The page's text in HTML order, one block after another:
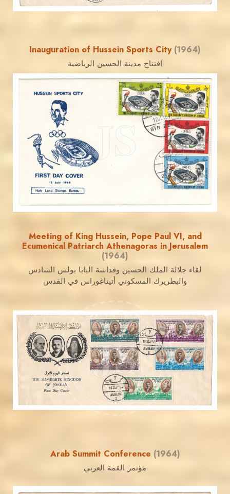
Inauguration of Hussein Sports City (1964)
افتتاح مدينة الحسين الرياضية
JS
JORDANSTAMPS.COM
Meeting of King Hussein, Pope Paul VI, and
Ecumenical Patriarch Athenagoras in Jerusalem
(1964)
لقاء جلالة الملك الحسين وقداسة البابا بولس السادس
والبطريرك المسكوني أتيناغوراس في القدس
JS
JORDANSTAMPS.COM
EST. 2007
Arab Summit Conference (1964)
مؤتمر القمة العربي